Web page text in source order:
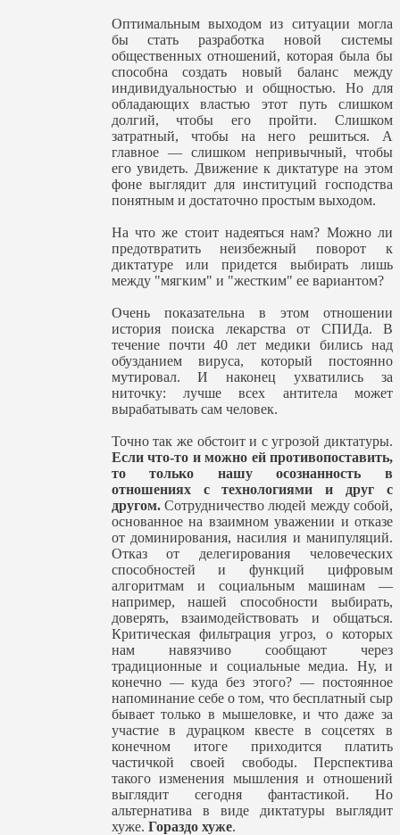
Оптимальным выходом из ситуации могла
бы стать разработка новой системы
общественных отношений, которая была бы
способна создать новый баланс между
индивидуальностью и общностью. Но для
обладающих властью этот путь слишком
долгий, чтобы его пройти. Слишком
затратный, чтобы на него решиться. А
главное — слишком непривычный, чтобы
его увидеть. Движение к диктатуре на этом
фоне выглядит для институций господства
понятным и достаточно простым выходом.
На что же стоит надеяться нам? Можно ли
предотвратить неизбежный поворот к
диктатуре или придется выбирать лишь
между "мягким" и "жестким" ее вариантом?
Очень показательна в этом отношении
история поиска лекарства от СПИДа. В
течение почти 40 лет медики бились над
обузданием вируса, который постоянно
мутировал. И наконец ухватились за
ниточку: лучше всех антитела может
вырабатывать сам человек.
Точно так же обстоит и с угрозой диктатуры.
Если что-то и можно ей противопоставить,
то только нашу осознанность в
отношениях с технологиями и друг с
другом.Сотрудничество людей между собой,
основанное на взаимном уважении и отказе
от доминирования, насилия и манипуляций.
Отказ от делегирования человеческих
способностей и функций цифровым
алгоритмам и социальным машинам —
например, нашей способности выбирать,
доверять, взаимодействовать и общаться.
Критическая фильтрация угроз, о которых
нам навязчиво сообщают через
традиционные и социальные медиа. Ну, и
конечно — куда без этого? — постоянное
напоминание себе о том, что бесплатный сыр
бывает только в мышеловке, и что даже за
участие в дурацком квесте в соцсетях в
конечном итоге приходится платить
частичкой своей свободы. Перспектива
такого изменения мышления и отношений
выглядит сегодня фантастикой. Но
альтернатива в виде диктатуры выглядит
хуже. Гораздо хуже.